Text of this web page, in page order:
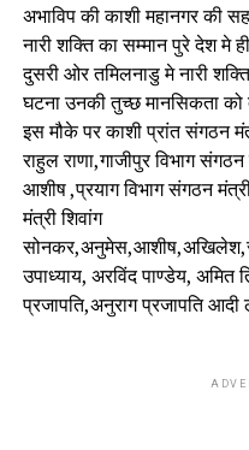
अभाविप की काशी महानगर की
नारी शक्ति का सम्मान पुरे देश मे
दुसरी ओर तमिलनाडु मे नारी
घटना उनकी तुच्छ मानसिकता को
इस मौके पर काशी प्रांत संगठन
राहुल राणा,गाजीपुर विभाग
आशीष ,प्रयाग विभाग संगठन
मंत्री शिवांग
उपाध्याय, अरविंद पाण्डेय, अमित
प्रजापति,अनुराग प्रजापति आदी